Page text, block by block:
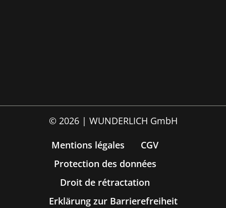
© 2026 | WUNDERLICH GmbH
Mentions légales
CGV
Protection des données
Droit de rétractation
Erklärung zur Barrierefreiheit